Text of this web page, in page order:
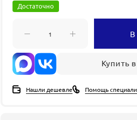
Достаточно
В
Купить
Нашли дешевле Помощь